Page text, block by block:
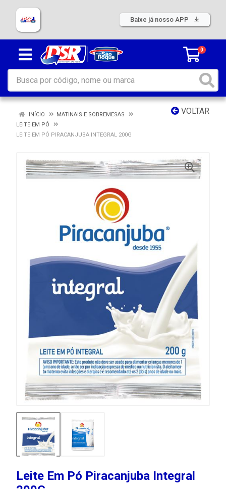
Baixe já nosso APP
0
VOLTAR
INÍCIO
MATINAIS E SOBREMESAS
LEITE EM PÓ
LEITE EM PÓ PIRACANJUBA INTEGRAL 200G
Leite Em Pó Piracanjuba Integral